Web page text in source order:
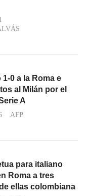
0 a la Roma e
al Milán por el
A
AFP
para italiano
Roma a tres
ellas colombiana